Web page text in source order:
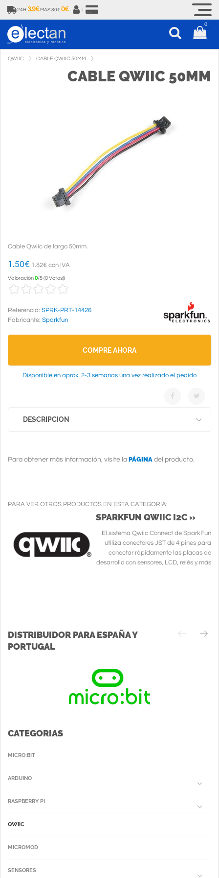
24H 3.9€ MAS 80€ 0€
0
QWIIC CABLE QWIIC 50MM
CABLE QWIIC 50MM
Cable Qwiic de largo 50mm.
1.50€ 1.82€ con IVA
Valoración0/5(0 Votos!)
Referencia: SPRK-PRT-14426
Fabricante: Sparkfun
COMPRE AHORA
Disponible en aprox. 2-3 semanas una vez realizado el pedido
DESCRIPCION
Para obtener más información, visite la PÁGINA del producto.
PARA VER OTROS PRODUCTOS EN ESTA CATEGORIA:
SPARKFUN QWIIC I2C »
El sistema Qwiic Connect de SparkFun
utiliza conectores JST de 4 pines para
conectar rápidamente las placas de
desarrollo con sensores, LCD, relés y más
DISTRIBUIDOR PARA ESPAÑA Y
PORTUGAL
CATEGORIAS
MICRO:BIT
ARDUINO
RASPBERRY PI
QWIIC
MICROMOD
SENSORES